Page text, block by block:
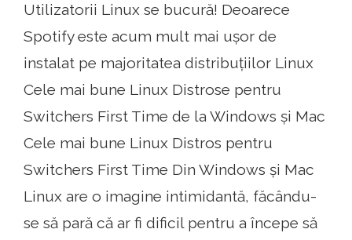
Utilizatorii Linux se bucură! Deoarece
Spotify este acum mult mai ușor de
instalat pe majoritatea distribuțiilor Linux
Cele mai bune Linux Distrose pentru
Switchers First Time de la Windows și Mac
Cele mai bune Linux Distros pentru
Switchers First Time Din Windows și Mac
Linux are o imagine intimidantă, făcându-
se să pară că ar fi dificil pentru a începe să